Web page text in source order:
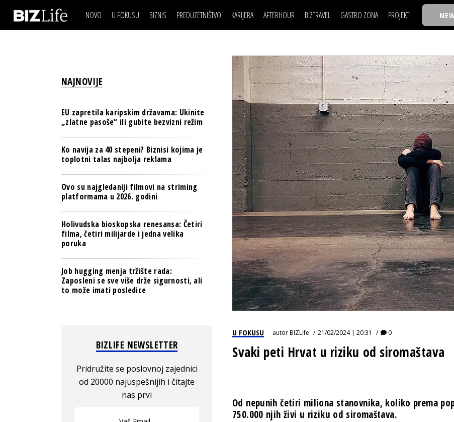
NOVO U FOKUSU BIZNIS
BANKE
OSIGURANJE
TECH I AI
BIZNIS & SPORT
PULS REGIONA
NOVO NA RAFU
PREDUZETNIŠTVO KARIJERA
LJUDI (HR)
MOJ UGAO
USAVRŠAVANJE
KNOW-HOW
AFTERHOUR
KNJIGE
AUTO SVET
STIL
WELLBEING
BIZTRAVEL GASTRO ZONA PROJEKTI
TASTY TALKS
30 ISPOD 30
BACK TO
BIZBENDOVI
BIZKOLEGIJUM
BMW BIZNIS LIGA
BIZLIFE WEEK
IZJAVA GODINE
IZJAVA DANABIZNIS SCENA
BREND I KOMUNIKACIJE
OSIGURANJE
TECH I AI
PULS REGIONA
POSAO
MOJ UGAO
USAVRŠAVANJE
KNOW-HOW
FILM I SCENA
AUTO SVET
STIL
WELLBEING
NAJKOLEGA
30 ISPOD 30
BACK TO
BIZBENDOVI
BIZKOLEGIJUM
BMW BIZNIS LIGA
BIZLIFE WEEK
IZJAVA GODINE
U FOKUSU autorBIZLife 21/02/2024 | 20:31 0
Svaki peti Hrvat u riziku od siromaštava
Od nepunih četiri miliona stanovnika, koliko prema
750.000 njih živi u riziku od siromaštava.
NAJNOVIJE
EU zapretila karipskim državama: Ukinite
„zlatne pasoše“ ili gubite bezvizni režim
Ko navija za 40 stepeni? Biznisi kojima je
toplotni talas najbolja reklama
Ovo su najgledaniji filmovi na striming
platformama u 2026. godini
Holivudska bioskopska renesansa: Četiri
filma, četiri milijarde i jedna velika
poruka
Job hugging menja tržište rada:
Zaposleni se sve više drže sigurnosti, ali
to može imati posledice
BIZLIFE NEWSLETTER
Pridružite se poslovnoj zajednici
od 20000 najuspešnijih i čitajte
nas prvi